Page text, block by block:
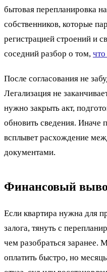
бытовая перепланировка
собственников, которые
регистрацией строений и
соседний разбор о том,
После согласования не
Легализация не
нужно закрыть акт,
обновить сведения.
всплывет расхождение
документами.
Финансовый
Если квартира нужна для
залога, тянуть с
чем разобраться
оплатить быстро, но